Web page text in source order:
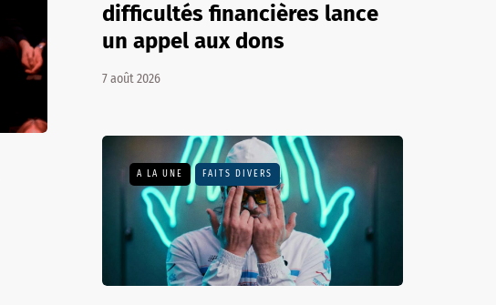
difficultés financières lance
un appel aux dons
7 août 2026
A LA UNE FAITS DIVERS